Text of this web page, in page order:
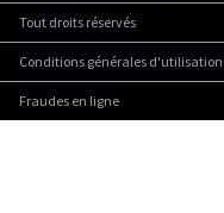
Tout droits réservés
Conditions générales d'utilisation
Fraudes en ligne